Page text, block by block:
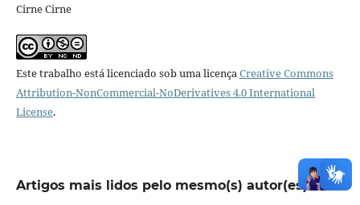
Cirne Cirne
Este trabalho está licenciado sob uma licençaCreative Commons
Attribution-NonCommercial-NoDerivatives 4.0 International
License.
Artigos mais lidos pelo mesmo(s) autor(es)